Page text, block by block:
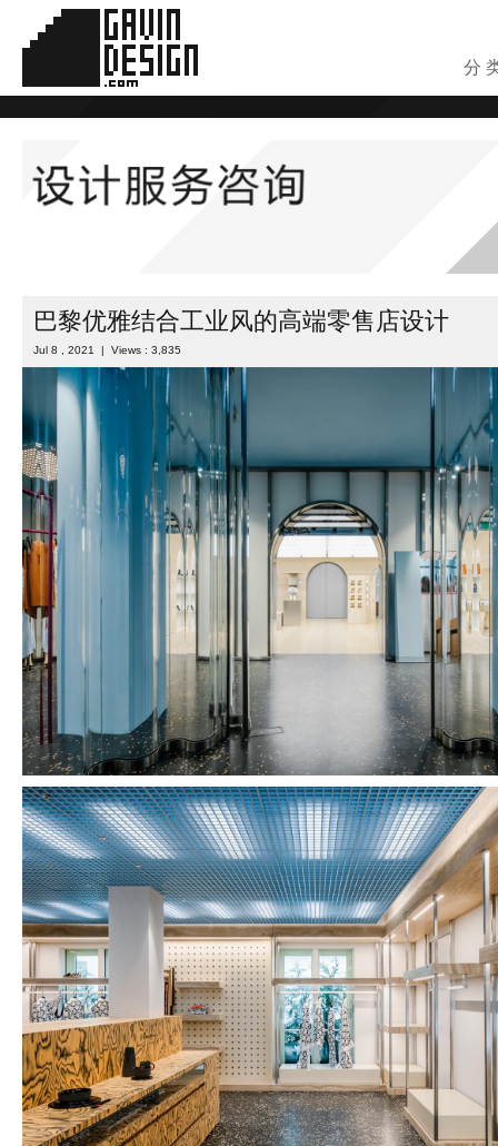
分
巴黎优雅结合工业风的高端零售店设计
Jul 8 , 2021 | Views : 3,835